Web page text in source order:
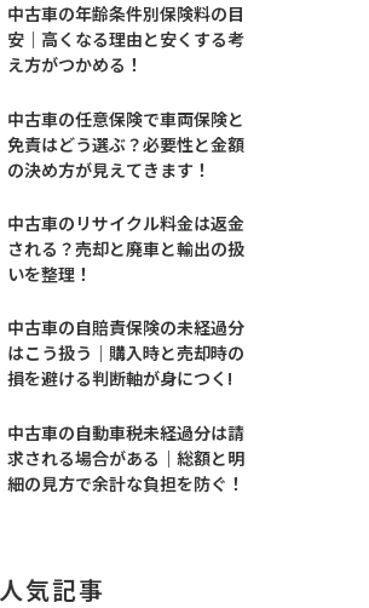
中古車の年齢条件別保険料の目
安｜高くなる理由と安くする考
え方がつかめる！
中古車の任意保険で車両保険と
免責はどう選ぶ？必要性と金額
の決め方が見えてきます！
中古車のリサイクル料金は返金
される？売却と廃車と輸出の扱
いを整理！
中古車の自賠責保険の未経過分
はこう扱う｜購入時と売却時の
損を避ける判断軸が身につく!
中古車の自動車税未経過分は請
求される場合がある｜総額と明
細の見方で余計な負担を防ぐ！
人気記事